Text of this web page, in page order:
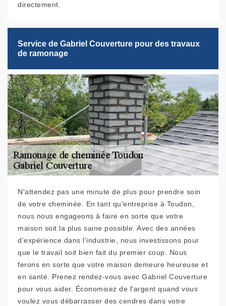
directement.
Service de Gabriel Couverture pour des travaux
de ramonage
N'attendez pas une minute de plus pour prendre soin
de votre cheminée. En tant qu'entreprise à Toudon,
nous nous engageons à faire en sorte que votre
maison soit la plus saine possible. Avec des années
d'expérience dans l'industrie, nous investissons pour
que le travail soit bien fait du premier coup. Nous
ferons en sorte que votre maison demeure heureuse et
en santé. Prenez rendez-vous avec Gabriel Couverture
pour vous aider. Économisez de l'argent quand vous
voulez vous débarrasser des cendres dans votre